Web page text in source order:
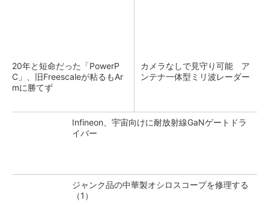
20年と短命だった「PowerP
C」、旧Freescaleが粘るもAr
mに勝てず
カメラなしで見守り可能 ア
ンテナ一体型ミリ波レーダー
Infineon、宇宙向けに耐放射線GaNゲートドラ
イバー
ジャンク品の中華製オシロスコープを修理する
（1）